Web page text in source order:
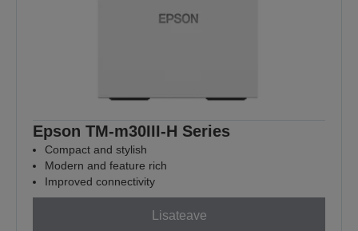
Epson TM-m30III-H Series
Compact and stylish
Modern and feature rich
Improved connectivity
Lisateave